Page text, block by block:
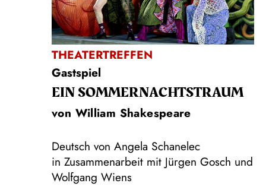
THEATERTREFFEN
Gastspiel
EIN SOMMER­NACHTS­TRAUM
von William Shakespeare
Deutsch von Angela Schanelec
in Zusammenarbeit mit Jürgen Gosch und
Wolfgang Wiens